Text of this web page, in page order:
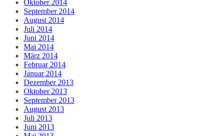
Oktober 2014
September 2014
August 2014
Juli 2014
Juni 2014
Mai 2014
März 2014
Februar 2014
Januar 2014
Dezember 2013
Oktober 2013
September 2013
August 2013
Juli 2013
Juni 2013